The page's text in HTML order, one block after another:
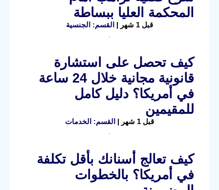
المحكمة العليا ببساطة
قبل 1 شهر | القسم: الجنسية
كيف تحصل على استشارة
قانونية مجانية خلال 24 ساعة
في أمريكا؟ دليل كامل
للمقيمين
قبل 1 شهر | القسم: الخدمات
كيف تعالج أسنانك بأقل تكلفة
في أمريكا؟ بالخطوات